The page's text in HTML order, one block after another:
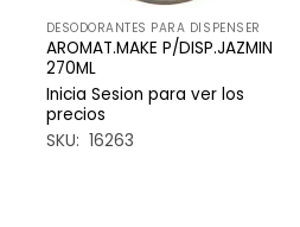
DESODORANTES PARA DISPENSER
AROMAT.MAKE P/DISP.JAZMIN
270ML
Inicia Sesion para ver los
precios
SKU: 16263